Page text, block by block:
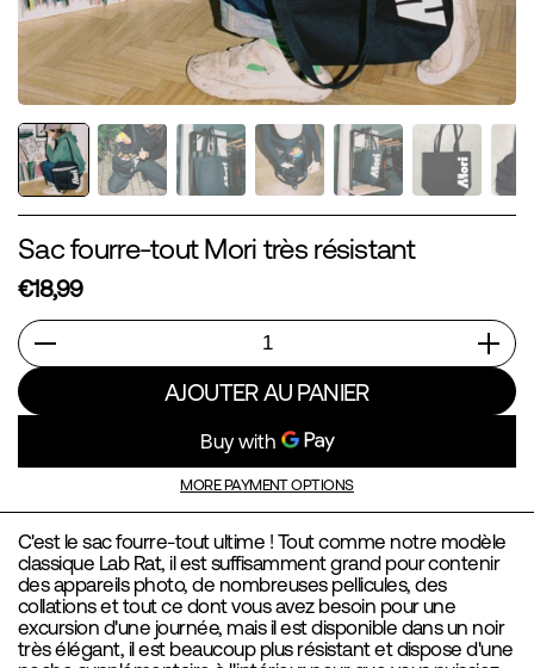
Sac fourre-tout Mori très résistant
€18,99
Quantité
AJOUTER AU PANIER
MORE PAYMENT OPTIONS
C'est le sac fourre-tout ultime ! Tout comme notre modèle
classique Lab Rat, il est suffisamment grand pour contenir
des appareils photo, de nombreuses pellicules, des
collations et tout ce dont vous avez besoin pour une
excursion d'une journée, mais il est disponible dans un noir
très élégant, il est beaucoup plus résistant et dispose d'une